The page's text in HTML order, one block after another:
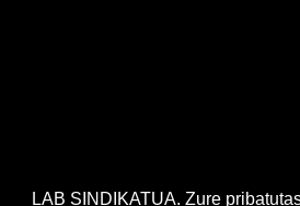
LAB SINDIKATUA. Zure